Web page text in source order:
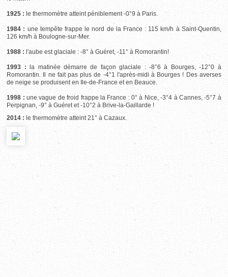
1925 : le thermomètre atteint péniblement -0°9 à Paris.
1984 : une tempête frappe le nord de la France : 115 km/h à Saint-Quentin,
126 km/h à Boulogne-sur-Mer.
1988 : l'aube est glaciale : -8° à Guéret, -11° à Romorantin!
1993 : la matinée démarre de façon glaciale : -8°6 à Bourges, -12°0 à
Romorantin. Il ne fait pas plus de -4°1 l'après-midi à Bourges ! Des averses
de neige se produisent en Ile-de-France et en Beauce.
1998 : une vague de froid frappe la France : 0° à Nice, -3°4 à Cannes, -5°7 à
Perpignan, -9° à Guéret et -10°2 à Brive-la-Gaillarde !
2014 : le thermomètre atteint 21° à Cazaux.